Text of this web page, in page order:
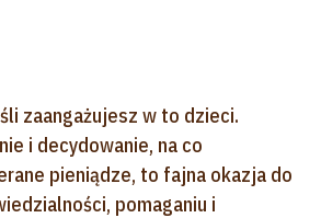
zaangażujesz w to dzieci.
i decydowanie, na co
pieniądze, to fajna okazja do
pomaganiu i